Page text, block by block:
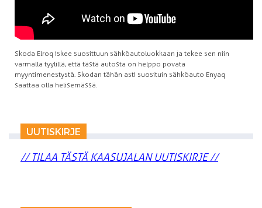
Skoda Elroq iskee suosittuun sähköautoluokkaan ja tekee sen niin
varmalla tyylillä, että tästä autosta on helppo povata
myyntimenestystä. Skodan tähän asti suosituin sähköauto Enyaq
saattaa olla helisemässä.
UUTISKIRJE
// TILAA TÄSTÄ KAASUJALAN UUTISKIRJE //